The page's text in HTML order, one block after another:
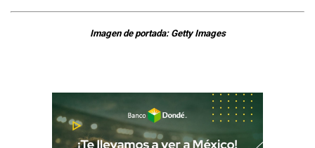
Imagen de portada: Getty Images